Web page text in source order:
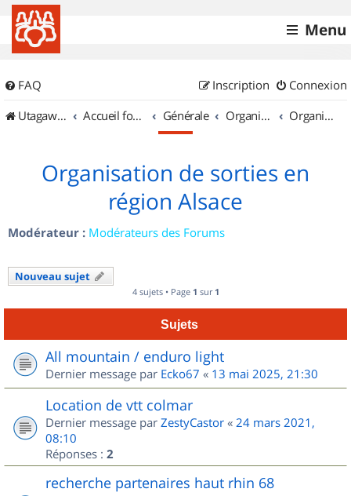
Menu
FAQ Connexion
Inscription
UtagawaVTT (Randos VTT et VTTAE avec traces GPS)
Accueil forum Générale Organisation de sorties & Recherche de partenaires Organisation de sorties en région Alsace
Organisation de sorties en
région Alsace
Modérateur : Modérateurs des Forums
Nouveau sujet
4 sujets • Page 1 sur 1
Sujets
All mountain / enduro light
Dernier message par Ecko67 « 13 mai 2025, 21:30
Location de vtt colmar
Dernier message par ZestyCastor « 24 mars 2021,
08:10
Réponses : 2
recherche partenaires haut rhin 68